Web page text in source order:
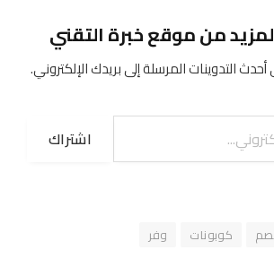
من موقع خبرة التقني
التدوينات المرسلة إلى بريدك الإلكتروني.
اشتراك
كوبونات وفر